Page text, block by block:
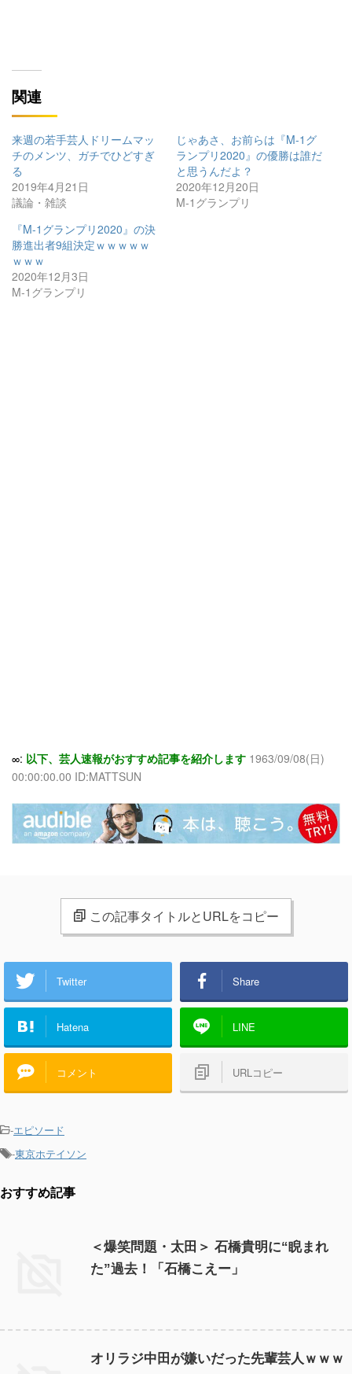
関連
来週の若手芸人ドリームマッ
チのメンツ、ガチでひどすぎ
る
2019年4月21日
議論・雑談
じゃあさ、お前らは『M-1グ
ランプリ2020』の優勝は誰だ
と思うんだよ？
2020年12月20日
M-1グランプリ
『M-1グランプリ2020』の決
勝進出者9組決定ｗｗｗｗｗ
ｗｗｗ
2020年12月3日
M-1グランプリ
∞: 以下、芸人速報がおすすめ記事を紹介します 1963/09/08(日)
00:00:00.00 ID:MATTSUN
この記事タイトルとURLをコピー
Twitter Share
Hatena LINE
コメント URLコピー
-エピソード
-東京ホテイソン
おすすめ記事
＜爆笑問題・太田＞ 石橋貴明に“睨まれ
た”過去！「石橋こえー」
オリラジ中田が嫌いだった先輩芸人ｗｗｗ